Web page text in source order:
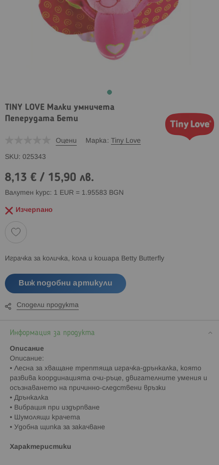
TINY LOVE Малки умничета
Пеперудата Бети
Оцени Марка Tiny Love
SKU 025343
8,13 € / 15,90 лв.
Валутен курс: 1 EUR = 1.95583 BGN
Изчерпано
Играчка за количка, кола и кошара Betty Butterfly
Виж подобни артикули
Сподели продукта
Информация за продукта
Описание
Описание:
• Лесна за хващане трептяща играчка-дрънкалка, която
развива координацията очи-ръце, двигателните умения и
осъзнаването на причинно-следствени връзки
• Дрънкалка
• Вибрация при издърпване
• Шумолящи крачета
• Удобна щипка за закачване
Характеристики